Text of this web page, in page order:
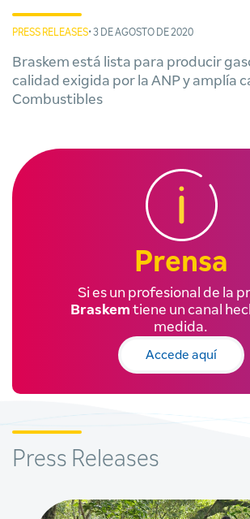
PRESS RELEASES• 3 DE AGOSTO DE 2020
Braskem está lista para producir
calidad exigida por la ANP y amplía
Combustibles
Prensa
Si es un profesional de la
Braskem tiene un canal
medida.
Accede aquí
Press Releases